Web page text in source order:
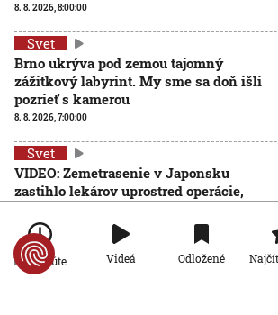
8. 8. 2026, 8:00:00
Svet
Brno ukrýva pod zemou tajomný
zážitkový labyrint. My sme sa doň išli
pozrieť s kamerou
8. 8. 2026, 7:00:00
Svet
VIDEO: Zemetrasenie v Japonsku
zastihlo lekárov uprostred operácie,
7. 8. 2026, 15:01:59
Svet
Po minúte Videá Odložené